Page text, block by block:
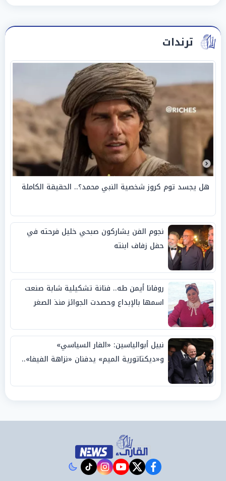
ترندات
هل يجسد توم كروز شخصية النبي محمد؟.. الحقيقة الكاملة
نجوم الفن يشاركون صبحي خليل فرحته في
حفل زفاف ابنته
روفانا أيمن طه.. فنانة تشكيلية شابة صنعت
اسمها بالإبداع وحصدت الجوائز منذ الصغر
نبيل أبوالياسين: «الفار السياسي»
و«ديكتاتورية الميم» يدفنان «نزاهة الفيفا»..
facebook
twitter
youtube
instagram
tiktok